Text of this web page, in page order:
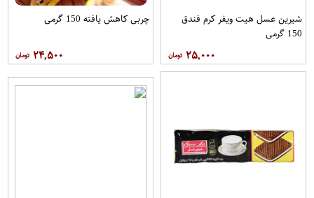
شیرین عسل هیت ویفر کرم فندق
150 گرمی
۲۵,۰۰۰
چربی کاهش یافته 150 گرمی
۲۴,۵۰۰